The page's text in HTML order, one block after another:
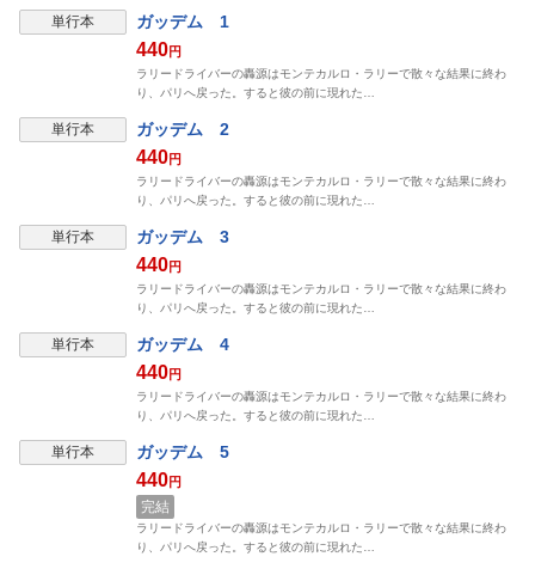
表示制限中
単行本 ガッデム 1
440円
ラリードライバーの轟源はモンテカルロ・ラリーで散々な結果に終わ
り、パリへ戻った。すると彼の前に現れた…
表示制限中
単行本 ガッデム 2
440円
ラリードライバーの轟源はモンテカルロ・ラリーで散々な結果に終わ
り、パリへ戻った。すると彼の前に現れた…
表示制限中
単行本 ガッデム 3
440円
ラリードライバーの轟源はモンテカルロ・ラリーで散々な結果に終わ
り、パリへ戻った。すると彼の前に現れた…
表示制限中
単行本 ガッデム 4
440円
ラリードライバーの轟源はモンテカルロ・ラリーで散々な結果に終わ
り、パリへ戻った。すると彼の前に現れた…
表示制限中
単行本 ガッデム 5
440円
完結
ラリードライバーの轟源はモンテカルロ・ラリーで散々な結果に終わ
り、パリへ戻った。すると彼の前に現れた…